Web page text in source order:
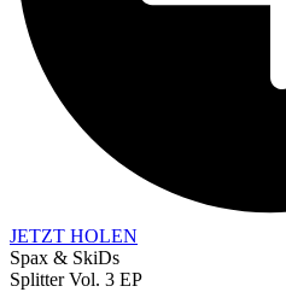
JETZT HOLEN
Spax & SkiDs
Splitter Vol. 3 EP